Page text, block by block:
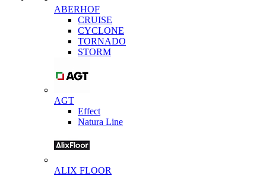
ABERHOF
CRUISE
CYCLONE
TORNADO
STORM
AGT
Effect
Natura Line
ALIX FLOOR